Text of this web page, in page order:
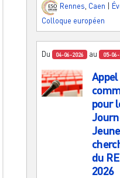
Rennes Caen
Colloque européen
Du 04-06-2026 au 05-
Appel
pour
du
2026